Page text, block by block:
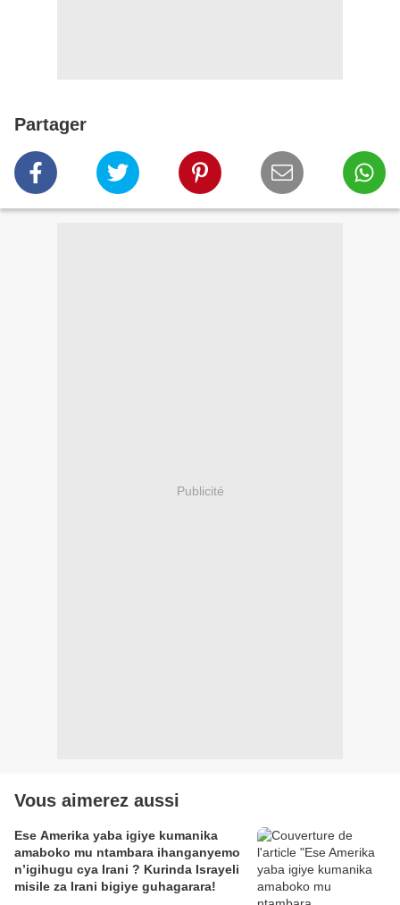
Partager
Publicité
Vous aimerez aussi
Ese Amerika yaba igiye kumanika
amaboko mu ntambara ihanganyemo
n’igihugu cya Irani ? Kurinda Israyeli
misile za Irani bigiye guhagarara!